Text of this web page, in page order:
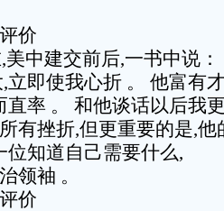
价
中建交前后,一书中说：
立即使我心折 。 他富有
直率 。 和他谈话以后我
有挫折,但更重要的是,
位知道自己需要什么,
领袖 。
价